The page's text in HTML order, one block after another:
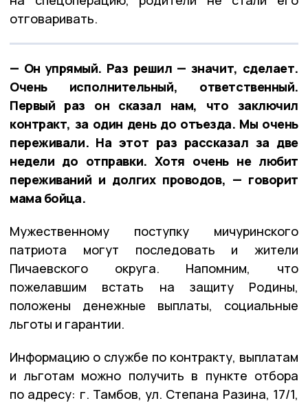
отговаривать.
— Он упрямый. Раз решил — значит, сделает.
Очень исполнительный, ответственный.
Первый раз он сказал нам, что заключил
контракт, за один день до отъезда. Мы очень
переживали. На этот раз рассказал за две
недели до отправки. Хотя очень не любит
переживаний и долгих проводов, — говорит
мама бойца.
Мужественному поступку мичуринского
патриота могут последовать и жители
Пичаевского округа. Напомним, что
пожелавшим встать на защиту Родины,
положены денежные выплаты, социальные
льготы и гарантии.
Информацию о службе по контракту, выплатам
и льготам можно получить в пункте отбора
по адресу: г. Тамбов, ул. Степана Разина, 17/1,